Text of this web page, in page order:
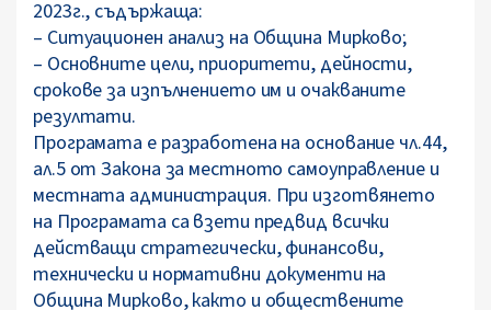
2023г., съдържаща:
– Ситуационен анализ на Община Мирково;
– Основните цели, приоритети, дейности,
срокове за изпълнението им и очакваните
резултати.
Програмата е разработена на основание чл.44,
ал.5 от Закона за местното самоуправление и
местната администрация. При изготвянето
на Програмата са взети предвид всички
действащи стратегически, финансови,
технически и нормативни документи на
Община Мирково, както и обществените